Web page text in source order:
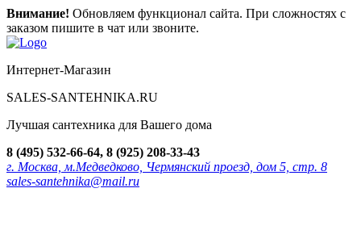
Внимание! Обновляем функционал сайта. При сложностях с
заказом пишите в чат или звоните.
Интернет-Магазин
SALES-SANTEHNIKA.RU
Лучшая сантехника для Вашего дома
8 (495) 532-66-64, 8 (925) 208-33-43
г. Москва, м.Медведково, Чермянский проезд, дом 5, стр. 8
sales-santehnika@mail.ru